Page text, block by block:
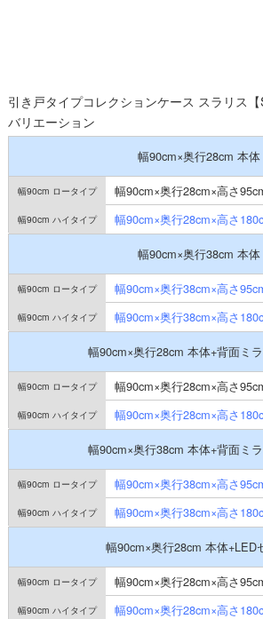
引き戸タイプコレクションケース スラリス【
バリエーション
幅90cm×奥行28cm 本体
幅90cm×奥行28cm×高さ
幅90cm×奥行28cm×高さ
幅90cm×奥行38cm 本体
幅90cm×奥行38cm×高さ
幅90cm×奥行38cm×高さ
幅90cm×奥行28cm 本体+背面ミ
幅90cm×奥行28cm×高さ
幅90cm×奥行28cm×高さ
幅90cm×奥行38cm 本体+背面ミ
幅90cm×奥行38cm×高さ
幅90cm×奥行38cm×高さ
幅90cm×奥行28cm 本体+LED
幅90cm×奥行28cm×高さ
幅90cm×奥行28cm×高さ